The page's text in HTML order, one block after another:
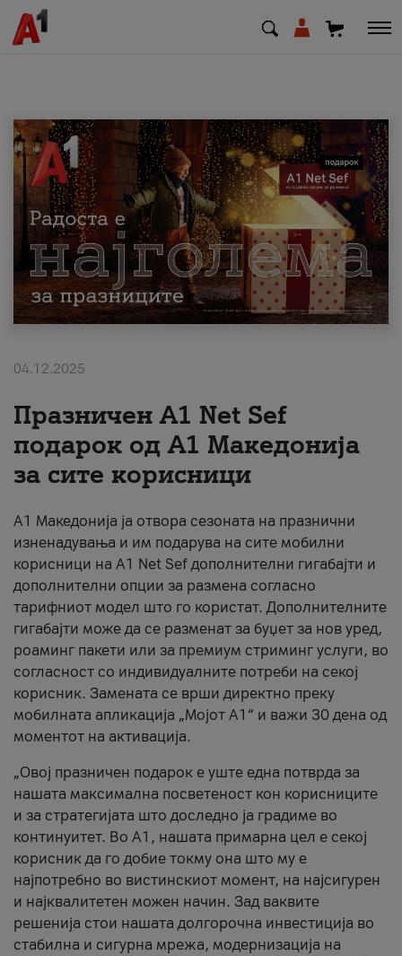
МК EN SQ
Приватни Деловни
Поддршка
Надополни кредит
За нас
#ПодобарОнлајн
04.12.2025
Празничен A1 Net Sеf
подарок од А1 Македонија
за сите корисници
А1 Македонија ја отвора сезоната на празнични
изненадувања и им подарува на сите мобилни
корисници на A1 Net Sef дополнителни гигабајти и
дополнителни опции за размена согласно
тарифниот модел што го користат. Дополнителните
гигабајти може да се разменат за буџет за нов уред,
роаминг пакети или за премиум стриминг услуги, во
согласност со индивидуалните потреби на секој
корисник. Замената се врши директно преку
мобилната апликација „Мојот А1“ и важи 30 дена од
моментот на активација.
„Овој празничен подарок е уште една потврда за
нашата максимална посветеност кон корисниците
и за стратегијата што доследно ја градиме во
континуитет. Во А1, нашата примарна цел е секој
корисник да го добие токму она што му е
најпотребно во вистинскиот момент, на најсигурен
и најквалитетен можен начин. Зад ваквите
решенија стои нашата долгорочна инвестиција во
стабилна и сигурна мрежа, модернизација на